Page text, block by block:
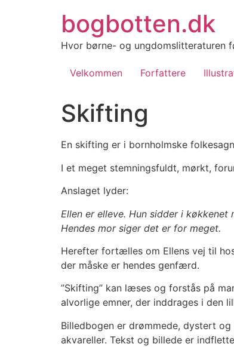
bogbotten.dk
Hvor børne- og ungdomslitteraturen
Velkommen Forfattere
Skifting
En skifting er i bornholmske
I et meget stemningsfuldt, mørkt,
Anslaget lyder:
Ellen er elleve. Hun sidder i
Hendes mor siger det er for meget.
Herefter fortælles om Ellens vej til
der måske er hendes genfærd.
”Skifting” kan læses og forstås på
alvorlige emner, der inddrages i den
Billedbogen er drømmede, dystert
akvareller. Tekst og billede er